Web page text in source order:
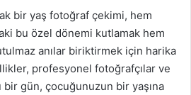
bir yaş fotoğraf çekimi, hem
bu özel dönemi kutlamak hem
anılar biriktirmek için harika
profesyonel fotoğrafçılar ve
bir gün, çocuğunuzun bir yaşına